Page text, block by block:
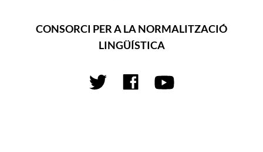
CONSORCI PER A LA NORMALITZACIÓ
LINGÜÍSTICA